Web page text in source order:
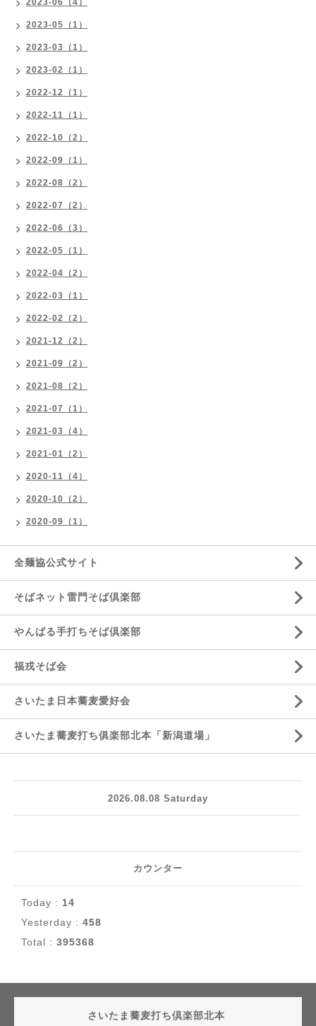
2023-06（4）
2023-05（1）
2023-03（1）
2023-02（1）
2022-12（1）
2022-11（1）
2022-10（2）
2022-09（1）
2022-08（2）
2022-07（2）
2022-06（3）
2022-05（1）
2022-04（2）
2022-03（1）
2022-02（2）
2021-12（2）
2021-09（2）
2021-08（2）
2021-07（1）
2021-03（4）
2021-01（2）
2020-11（4）
2020-10（2）
2020-09（1）
全麺協公式サイト
そばネット雷門そば倶楽部
やんばる手打ちそば倶楽部
福戎そば会
さいたま日本蕎麦愛好会
さいたま蕎麦打ち俱楽部北本「新潟道場」
2026.08.08 Saturday
カウンター
Today : 14
Yesterday : 458
Total : 395368
さいたま蕎麦打ち倶楽部北本